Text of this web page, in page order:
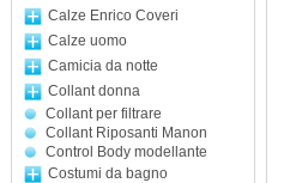
Calze Enrico Coveri
Calze uomo
Camicia da notte
Collant donna
Collant per filtrare
Collant Riposanti Manon
Control Body modellante
Costumi da bagno